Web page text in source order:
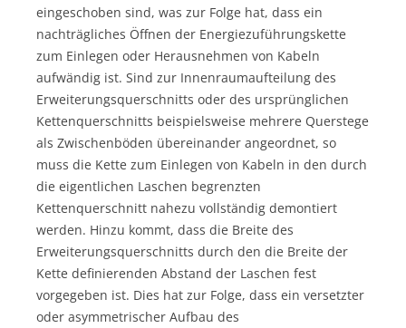
eingeschoben sind, was zur Folge hat, dass ein
nachträgliches Öffnen der Energiezuführungskette
zum Einlegen oder Herausnehmen von Kabeln
aufwändig ist. Sind zur Innenraumaufteilung des
Erweiterungsquerschnitts oder des ursprünglichen
Kettenquerschnitts beispielsweise mehrere Querstege
als Zwischenböden übereinander angeordnet, so
muss die Kette zum Einlegen von Kabeln in den durch
die eigentlichen Laschen begrenzten
Kettenquerschnitt nahezu vollständig demontiert
werden. Hinzu kommt, dass die Breite des
Erweiterungsquerschnitts durch den die Breite der
Kette definierenden Abstand der Laschen fest
vorgegeben ist. Dies hat zur Folge, dass ein versetzter
oder asymmetrischer Aufbau des